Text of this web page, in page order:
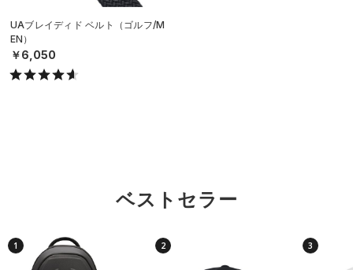
UAブレイディド ベルト（ゴルフ/M
EN）
￥6,050
ベストセラー
1 2 3